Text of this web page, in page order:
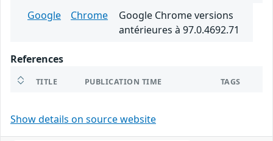
Google Chrome
Google Chrome versions
antérieures à 97.0.4692.71
References
TITLE PUBLICATION TIME TAGS
Show details on source website